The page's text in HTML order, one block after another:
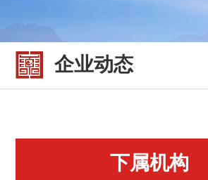
企业动态
下属机构